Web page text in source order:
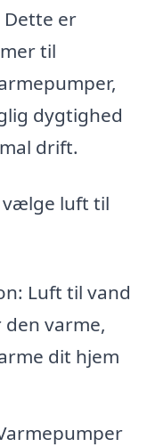
er
til
dygtighed
drift.
vælge luft til
Luft til vand
varme,
dit hjem